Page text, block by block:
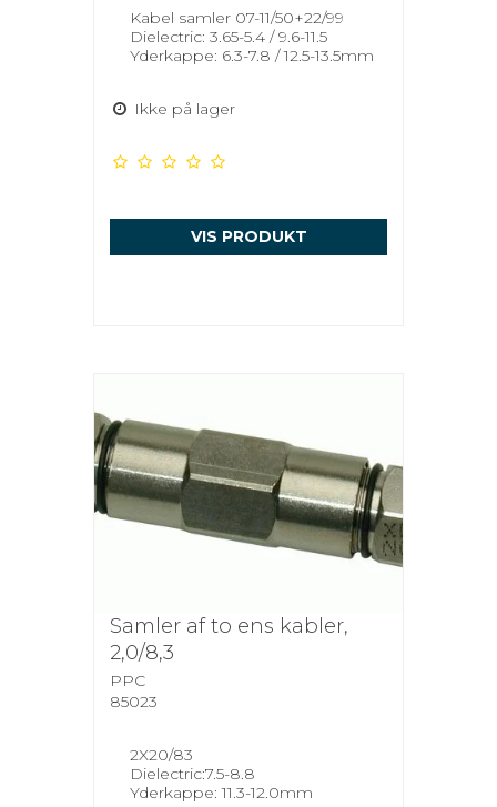
Kabel samler 07-11/50+22/99
Dielectric: 3.65-5.4 / 9.6-11.5
Yderkappe: 6.3-7.8 / 12.5-13.5mm
Ikke på lager
VIS PRODUKT
Samler af to ens kabler,
2,0/8,3
PPC
85023
2X20/83
Dielectric:7.5-8.8
Yderkappe: 11.3-12.0mm